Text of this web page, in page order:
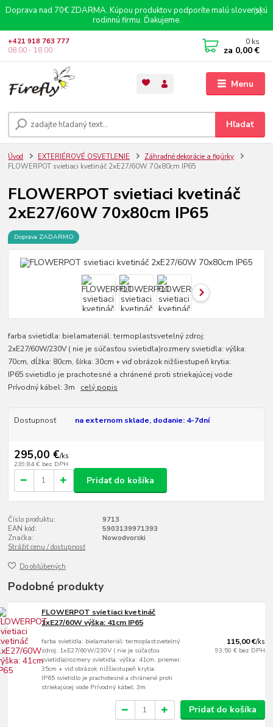
Doprava nad 70€ ZDARMA. Kúpou produktov podporíte malú slovenskú
rodinnú firmu. Ďakujeme.
Menu
Hľadať
+421 918 763 777
08.00 - 18.00
0 ks
za 0,00 €
Úvod EXTERIÉROVÉ OSVETLENIE
Záhradné dekorácie a figúrky
FLOWERPOT svietiaci kvetináč 2xE27/60W 70x80cm IP65
FLOWERPOT svietiaci kvetináč
2xE27/60W 70x80cm IP65
Doprava ZADARMO
farba svietidla: bielamateriál: termoplastsvetelný zdroj:
2xE27/60W/230V ( nie je súčasťou svietidla)rozmery svietidla: výška:
70cm, dĺžka: 80cm, šírka: 30cm + viď obrázok nižšiestupeň krytia:
IP65 svietidlo je prachotesné a chránené proti striekajúcej vode
Prívodný kábel: 3m celý popis
Dostupnosť na externom sklade, dodanie: 4-7dní
295,00 €/ks
239,84 € bez DPH
Pridať do košíka
Číslo produktu:
9713
EAN kód:
5903139971393
Značka:
Nowodvorski
Strážiť cenu / dostupnosť
Do obľúbených
Podobné produkty
FLOWERPOT svietiaci kvetináč
1xE27/60W výška: 41cm IP65
farba svietidla: bielamateriál: termoplastsvetelný
zdroj: 1xE27/60W/230V ( nie je súčasťou
svietidla)rozmery svietidla: výška: 41cm, priemer:
35cm + viď obrázok nižšiestupeň krytia:
IP65 svietidlo je prachotesné a chránené proti
striekajúcej vode Prívodný kábel: 3m
115,00 €/ks
93,50 € bez DPH
Pridať do košíka